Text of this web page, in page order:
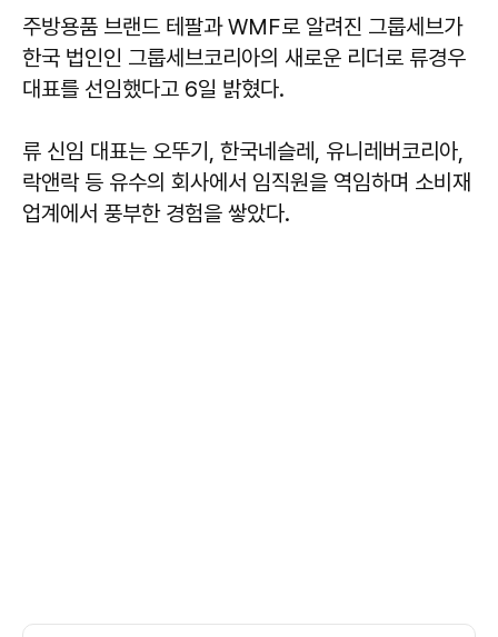
주방용품 브랜드 테팔과 WMF로 알려진 그룹세브가
한국 법인인 그룹세브코리아의 새로운 리더로 류경우
대표를 선임했다고 6일 밝혔다.
류 신임 대표는 오뚜기, 한국네슬레, 유니레버코리아,
락앤락 등 유수의 회사에서 임직원을 역임하며 소비재
업계에서 풍부한 경험을 쌓았다.